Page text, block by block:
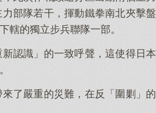
部隊若干，揮動鐵拳南北夾擊盤
轄的獨立步兵聯隊一部。
認識」的一致呼聲，這使得日本
了嚴重的災難，在反「圍剿」的